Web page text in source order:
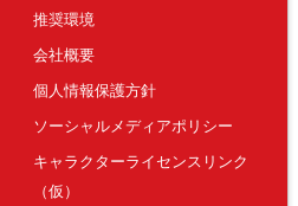
推奨環境
会社概要
個人情報保護方針
ソーシャルメディアポリシー
キャラクターライセンスリンク
（仮）